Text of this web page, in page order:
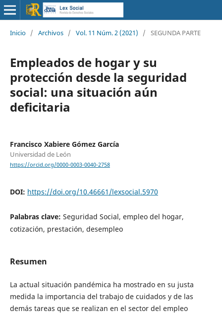
Inicio / Archivos / Vol. 11 Núm. 2 (2021) / SEGUNDA PARTE
Empleados de hogar y su
protección desde la seguridad
social: una situación aún
deficitaria
Francisco Xabiere Gómez García
Universidad de León
https://orcid.org/0000-0003-0040-2758
DOI: https://doi.org/10.46661/lexsocial.5970
Palabras clave: Seguridad Social, empleo del hogar,
cotización, prestación, desempleo
Resumen
La actual situación pandémica ha mostrado en su justa
medida la importancia del trabajo de cuidados y de las
demás tareas que se realizan en el sector del empleo